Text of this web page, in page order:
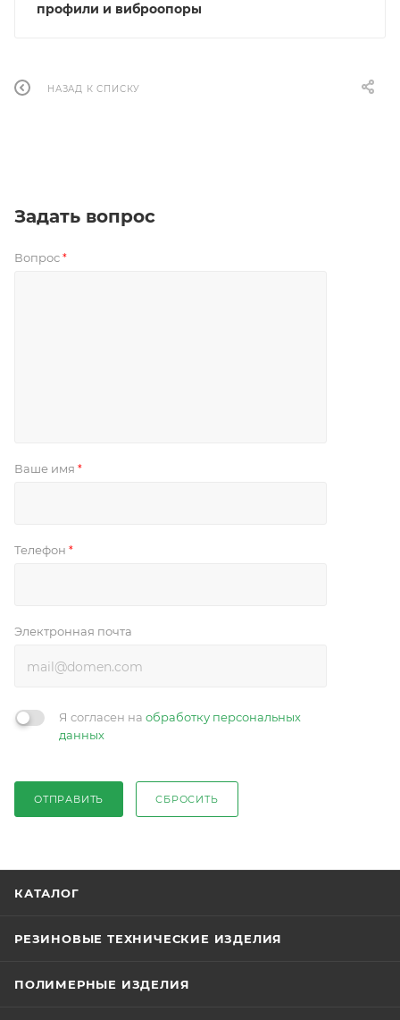
профили и виброопоры
НАЗАД К СПИСКУ
Задать вопрос
Вопрос *
Ваше имя *
Телефон *
Электронная почта
Я согласен на обработку персональных
данных
ОТПРАВИТЬ СБРОСИТЬ
КАТАЛОГ
РЕЗИНОВЫЕ ТЕХНИЧЕСКИЕ ИЗДЕЛИЯ
ПОЛИМЕРНЫЕ ИЗДЕЛИЯ